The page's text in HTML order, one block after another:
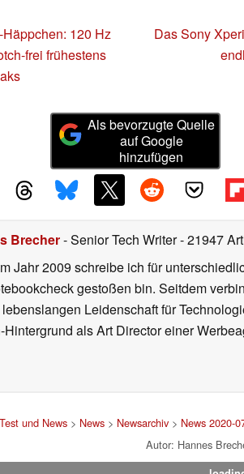
120 Hz
frei frühestens
Das Sony
Als bevorzugte Quelle
auf Google
hinzufügen
Brecher- Senior Tech Writer- 21947
Jahr 2009 schreibe ich für
gestoßen bin. Seitdem
Leidenschaft für
Hintergrund als Art Director einer
und News > News > Newsarchiv > News 2020-
Autor: Hannes